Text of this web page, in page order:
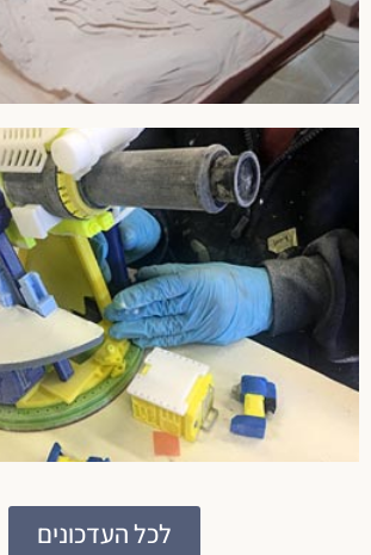
בניית דגמים מוקטנים
רוב הדגמים שנפגוש הם דגמים מוקטנים. נמצא
ואדריכלות. הרי אין דרך טובה יותר להמחיש
בדגם מוקטן ...
קרא עוד
לכל העדכונים